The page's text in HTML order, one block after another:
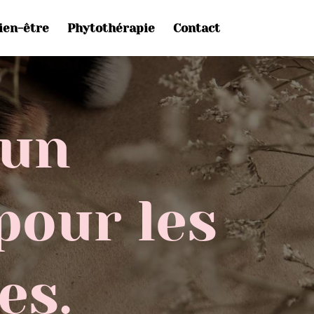
être Phytothérapie Contact
les